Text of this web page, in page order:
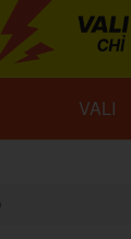
VALI